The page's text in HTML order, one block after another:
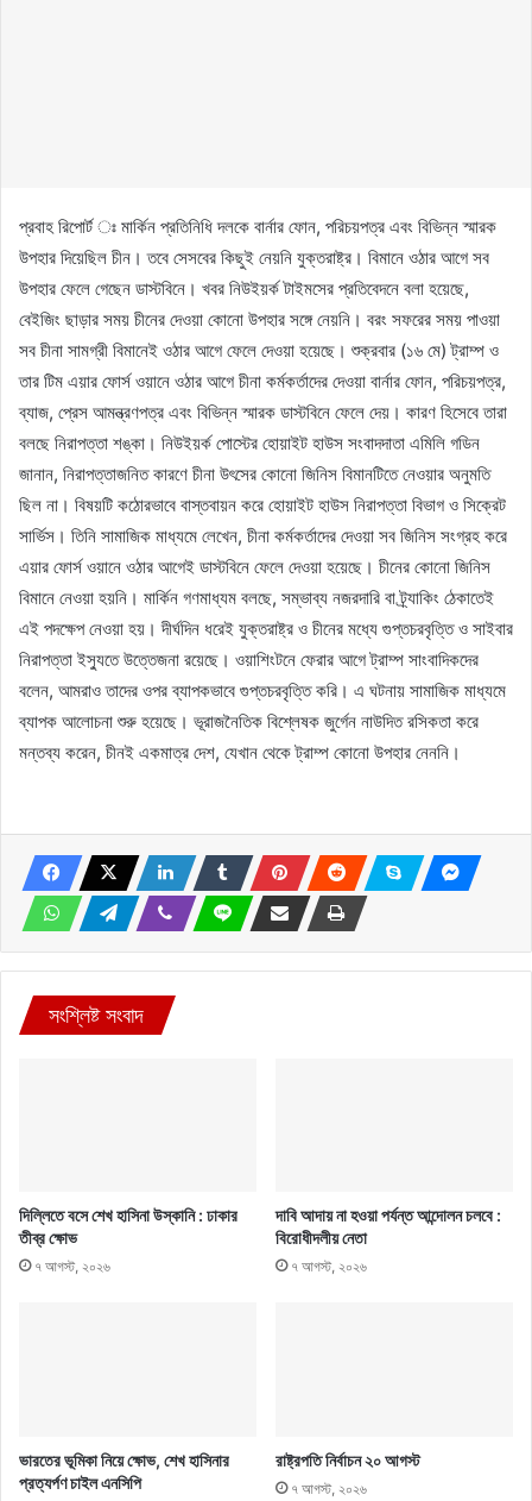
প্রবাহ রিপোর্ট ঃ মার্কিন প্রতিনিধি দলকে বার্নার ফোন, পরিচয়পত্র এবং বিভিন্ন স্মারক
উপহার দিয়েছিল চীন। তবে সেসবের কিছুই নেয়নি যুক্তরাষ্ট্র। বিমানে ওঠার আগে সব
উপহার ফেলে গেছেন ডাস্টবিনে। খবর নিউইয়র্ক টাইমসের প্রতিবেদনে বলা হয়েছে,
বেইজিং ছাড়ার সময় চীনের দেওয়া কোনো উপহার সঙ্গে নেয়নি। বরং সফরের সময় পাওয়া
সব চীনা সামগ্রী বিমানেই ওঠার আগে ফেলে দেওয়া হয়েছে। শুক্রবার (১৬ মে) ট্রাম্প ও
তার টিম এয়ার ফোর্স ওয়ানে ওঠার আগে চীনা কর্মকর্তাদের দেওয়া বার্নার ফোন, পরিচয়পত্র,
ব্যাজ, প্রেস আমন্ত্রণপত্র এবং বিভিন্ন স্মারক ডাস্টবিনে ফেলে দেয়। কারণ হিসেবে তারা
বলছে নিরাপত্তা শঙ্কা। নিউইয়র্ক পোস্টের হোয়াইট হাউস সংবাদদাতা এমিলি গডিন
জানান, নিরাপত্তাজনিত কারণে চীনা উৎসের কোনো জিনিস বিমানটিতে নেওয়ার অনুমতি
ছিল না। বিষয়টি কঠোরভাবে বাস্তবায়ন করে হোয়াইট হাউস নিরাপত্তা বিভাগ ও সিক্রেট
সার্ভিস। তিনি সামাজিক মাধ্যমে লেখেন, চীনা কর্মকর্তাদের দেওয়া সব জিনিস সংগ্রহ করে
এয়ার ফোর্স ওয়ানে ওঠার আগেই ডাস্টবিনে ফেলে দেওয়া হয়েছে। চীনের কোনো জিনিস
বিমানে নেওয়া হয়নি। মার্কিন গণমাধ্যম বলছে, সম্ভাব্য নজরদারি বা ট্র্যাকিং ঠেকাতেই
এই পদক্ষেপ নেওয়া হয়। দীর্ঘদিন ধরেই যুক্তরাষ্ট্র ও চীনের মধ্যে গুপ্তচরবৃত্তি ও সাইবার
নিরাপত্তা ইস্যুতে উত্তেজনা রয়েছে। ওয়াশিংটনে ফেরার আগে ট্রাম্প সাংবাদিকদের
বলেন, আমরাও তাদের ওপর ব্যাপকভাবে গুপ্তচরবৃত্তি করি। এ ঘটনায় সামাজিক মাধ্যমে
ব্যাপক আলোচনা শুরু হয়েছে। ভূরাজনৈতিক বিশ্লেষক জুর্গেন নাউদিত রসিকতা করে
মন্তব্য করেন, চীনই একমাত্র দেশ, যেখান থেকে ট্রাম্প কোনো উপহার নেননি।
সংশ্লিষ্ট সংবাদ
দিল্লিতে বসে শেখ হাসিনা উস্কানি : ঢাকার
তীব্র ক্ষোভ
৭ আগস্ট, ২০২৬
দাবি আদায় না হওয়া পর্যন্ত আন্দোলন চলবে :
বিরোধীদলীয় নেতা
৭ আগস্ট, ২০২৬
ভারতের ভূমিকা নিয়ে ক্ষোভ, শেখ হাসিনার
প্রত্যর্পণ চাইল এনসিপি
রাষ্ট্রপতি নির্বাচন ২০ আগস্ট
৭ আগস্ট, ২০২৬